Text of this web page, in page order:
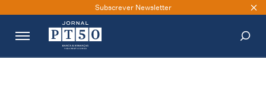
Subscrever Newsletter